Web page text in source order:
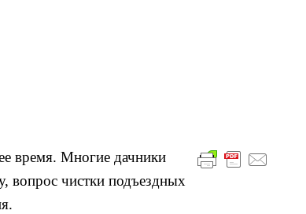
время. Многие дачники
вопрос чистки подъездных